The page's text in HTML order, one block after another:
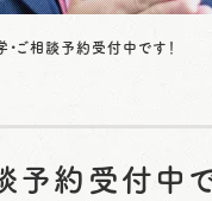
ご相談予約受付中です！
予約受付中で